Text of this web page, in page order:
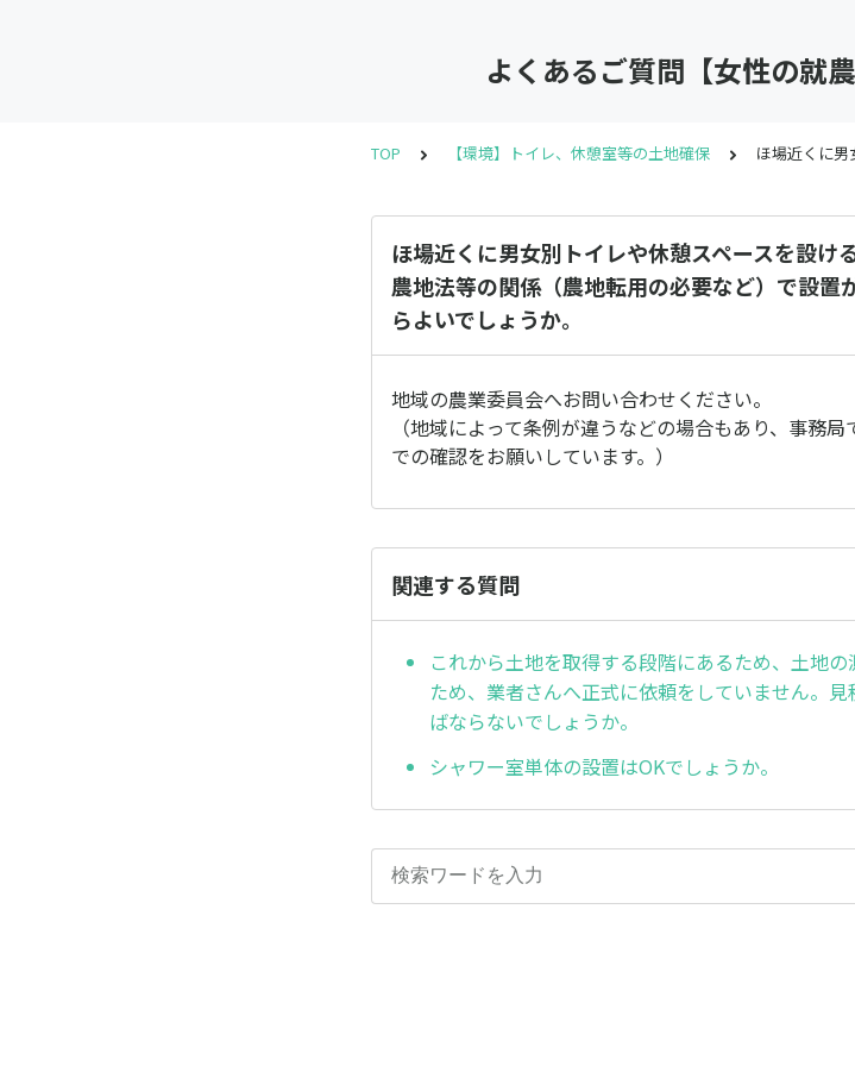
よくあるご質問【女性の就
TOP 【環境】トイレ、休憩室等の土地確保 ほ場近くに
ほ場近くに男女別トイレや休憩スペースを設け
農地法等の関係（農地転用の必要など）で設置
らよいでしょうか。
地域の農業委員会へお問い合わせください。
（地域によって条例が違うなどの場合もあり、事務
での確認をお願いしています。）
関連する質問
これから土地を取得する段階にあるため、土地
ため、業者さんへ正式に依頼をしていません。
ばならないでしょうか。
シャワー室単体の設置はOKでしょうか。